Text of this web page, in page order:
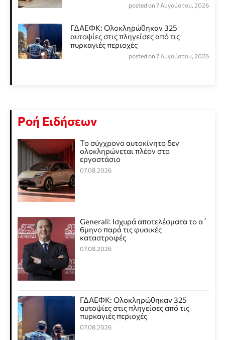
posted on 7 Αυγούστου, 2026
ΓΔΑΕΦΚ: Ολοκληρώθηκαν 325
αυτοψίες στις πληγείσες από τις
πυρκαγιές περιοχές
posted on 7 Αυγούστου, 2026
Ροή Ειδήσεων
Το σύγχρονο αυτοκίνητο δεν
ολοκληρώνεται πλέον στο
εργοστάσιο
07.08.2026
Generali: Ισχυρά αποτελέσματα το α΄
6μηνο παρά τις φυσικές
καταστροφές
07.08.2026
ΓΔΑΕΦΚ: Ολοκληρώθηκαν 325
αυτοψίες στις πληγείσες από τις
πυρκαγιές περιοχές
07.08.2026